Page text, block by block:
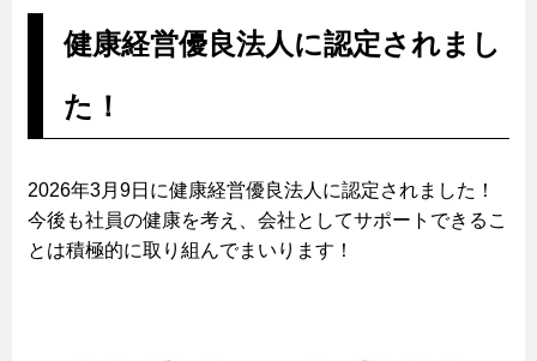
健康経営優良法人に認定されまし
た！
2026年3月9日に健康経営優良法人に認定されました！
今後も社員の健康を考え、会社としてサポートできるこ
とは積極的に取り組んでまいります！